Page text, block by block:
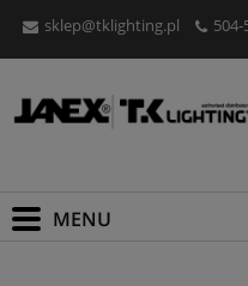
sklep@tklighting.pl 504-